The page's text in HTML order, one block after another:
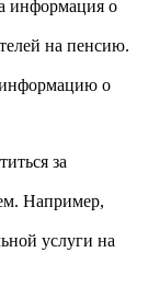
информация о
на пенсию.
информацию о
за
Например,
услуги на